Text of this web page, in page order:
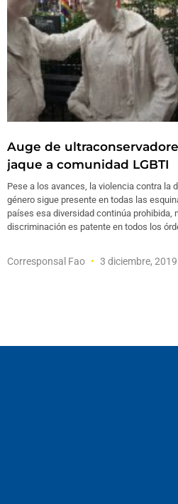
Auge de
jaque a comunidad LGBTI
Pese a los avances, la violencia contra la
género sigue presente en todas las
países esa diversidad continúa prohibida,
discriminación es patente en todos los
Corresponsal Fao 3 diciembre, 2019